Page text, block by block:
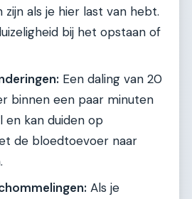
als je hier last van hebt.
bij het opstaan of
Een daling van 20
binnen een paar minuten
en kan duiden op
de bloedtoevoer naar
Als je